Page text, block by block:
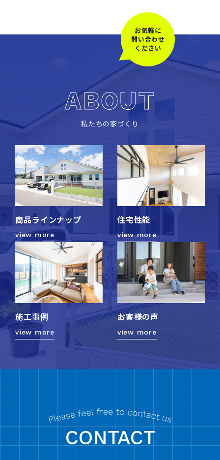
お気軽に
問い合わせ
ください
ABOUT
私たちの家づくり
商品ラインナップ
view more
住宅性能
view more
施工事例
view more
お客様の声
view more
CONTACT